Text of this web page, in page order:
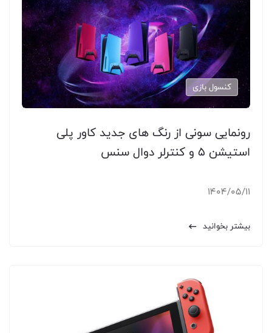
کنسول بازی
رونمایی سونی از رنگ های جدید کاور پلی
استیشن 5 و کنترلر دوال سنس
1404/05/11
بیشتر بخوانید